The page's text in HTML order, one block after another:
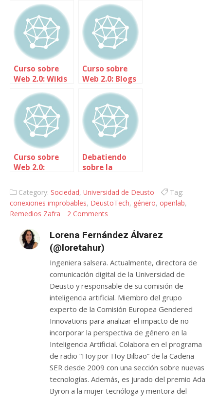
Curso sobre
Web 2.0: Wikis
Curso sobre
Web 2.0: Blogs
Curso sobre
Web 2.0:
Debatiendo
sobre la
digital
Category: Sociedad, Universidad de Deusto
Tag:
conexiones improbables, DeustoTech, género, openlab,
Remedios Zafra
2 Comments
Lorena Fernández Álvarez
(@loretahur)
Ingeniera salsera. Actualmente, directora de
comunicación digital de la Universidad de
Deusto y responsable de su comisión de
inteligencia artificial. Miembro del grupo
experto de la Comisión Europea Gendered
Innovations para analizar el impacto de no
incorporar la perspectiva de género en la
Inteligencia Artificial. Colabora en el programa
de radio “Hoy por Hoy Bilbao” de la Cadena
SER desde 2009 con una sección sobre nuevas
tecnologías. Además, es jurado del premio Ada
Byron a la mujer tecnóloga y mentora del